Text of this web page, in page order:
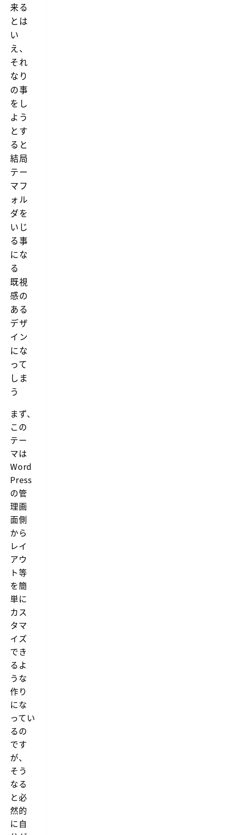
来る
とは
い
え、
それ
なり
の事
をし
よう
とす
ると
結局
テー
マフ
ォル
ダを
いじ
る事
にな
る
既視
感の
ある
デザ
イン
にな
って
しま
う
まず、
この
テー
マは
Word
Press
の管
理画
面側
から
レイ
アウ
ト等
を簡
単に
カス
タマ
イズ
でき
るよ
うな
作り
にな
ってい
るの
です
が、
そう
なる
と必
然的
に自